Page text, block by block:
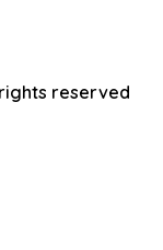
reserved